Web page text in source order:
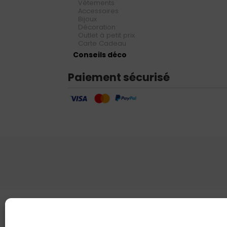
Vêtements
Accessoires
Bijoux
Décoration
Outlet à petit prix
Carte Cadeau
Conseils déco
Paiement sécurisé